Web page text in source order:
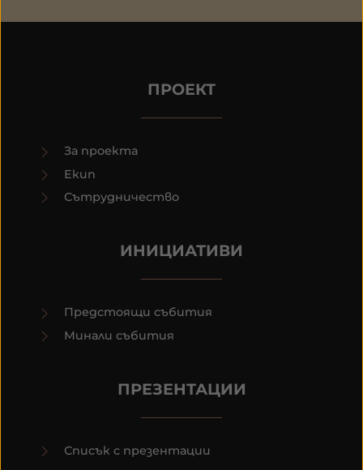
ПРОЕКТ
За проекта
Екип
Сътрудничество
ИНИЦИАТИВИ
Предстоящи събития
Минали събития
ПРЕЗЕНТАЦИИ
Списък с презентации